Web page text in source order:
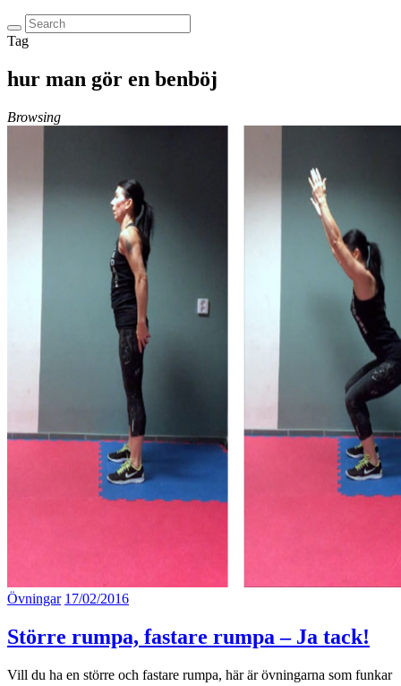
Tag
hur man gör en benböj
Browsing
Övningar 17/02/2016
Större rumpa, fastare rumpa – Ja tack!
Vill du ha en större och fastare rumpa, här är övningarna som funkar